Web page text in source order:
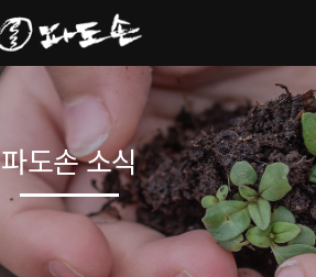
파도손 소식